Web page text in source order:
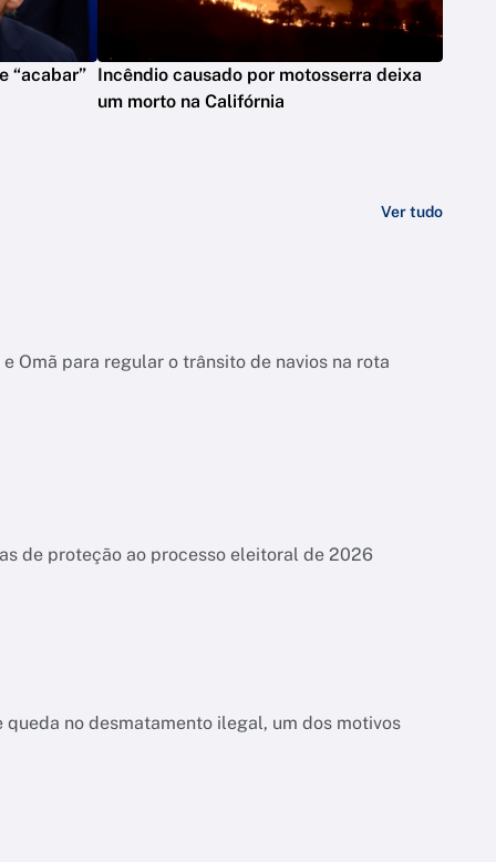
“acabar” Incêndio causado por motosserra deixa
um morto na Califórnia
Ver tudo
Omã para regular o trânsito de navios na rota
de proteção ao processo eleitoral de 2026
no desmatamento ilegal, um dos motivos